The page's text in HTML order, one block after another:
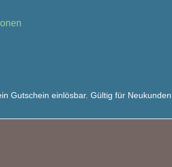
Gutschein einlösbar. Gültig für